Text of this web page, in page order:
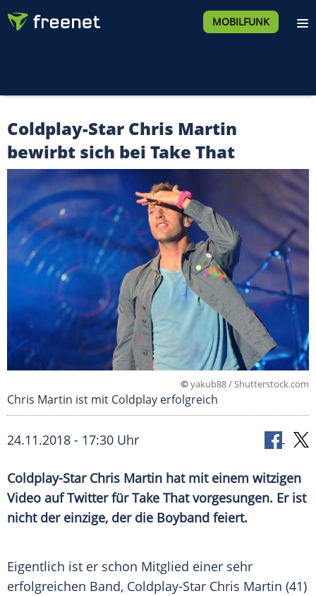
MOBILFUNK
Coldplay-Star Chris Martin
bewirbt sich bei Take That
©yakub88 / Shutterstock.com
Chris Martin ist mit Coldplay erfolgreich
24.11.2018 - 17:30 Uhr
Coldplay-Star Chris Martin hat mit einem witzigen
Video aufTwitterfür Take That vorgesungen. Er ist
nicht der einzige, der die Boyband feiert.
Eigentlich ist er schon Mitglied einer sehr
erfolgreichen Band, Coldplay-Star Chris Martin (41)